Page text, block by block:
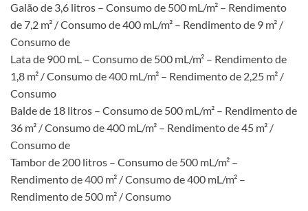
Galão de 3,6 litros – Consumo de 500 mL/m² – Rendimento
de 7,2 m² / Consumo de 400 mL/m² – Rendimento de 9 m² /
Consumo de
Lata de 900 mL – Consumo de 500 mL/m² – Rendimento de
1,8 m² / Consumo de 400 mL/m² – Rendimento de 2,25 m² /
Consumo
Balde de 18 litros – Consumo de 500 mL/m² – Rendimento de
36 m² / Consumo de 400 mL/m² – Rendimento de 45 m² /
Consumo de
Tambor de 200 litros – Consumo de 500 mL/m² –
Rendimento de 400 m² / Consumo de 400 mL/m² –
Rendimento de 500 m² / Consumo